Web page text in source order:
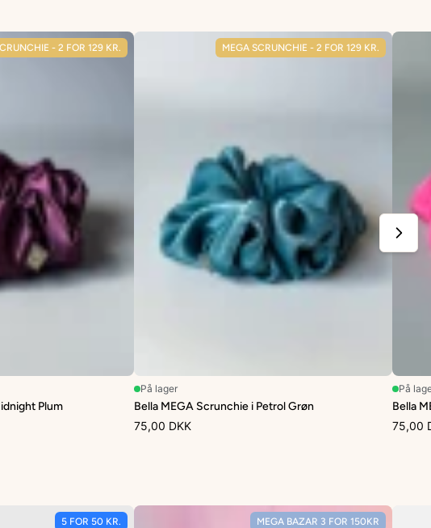
- 2 FOR 129 KR.
Plum
MEGA SCRUNCHIE - 2 FOR 129 KR.
På lager
Bella MEGA Scrunchie i Petrol Grøn
75,00 DKK
På
Bella
75,00
5 FOR 50 KR.
MEGA BAZAR 3 FOR 150KR